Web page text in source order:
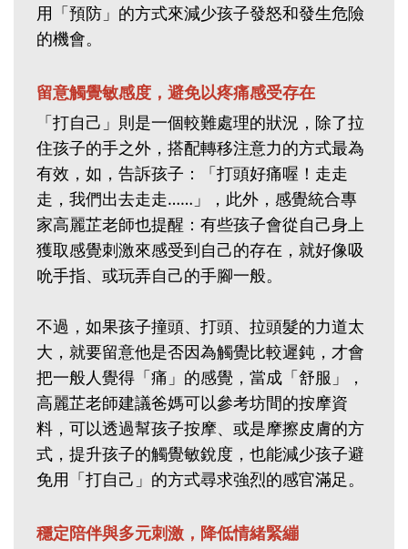
用「預防」的方式來減少孩子發怒和發生危險
的機會。
留意觸覺敏感度，避免以疼痛感受存在
「打自己」則是一個較難處理的狀況，除了拉
住孩子的手之外，搭配轉移注意力的方式最為
有效，如，告訴孩子：「打頭好痛喔！走走
走，我們出去走走……」，此外，感覺統合專
家高麗芷老師也提醒：有些孩子會從自己身上
獲取感覺刺激來感受到自己的存在，就好像吸
吮手指、或玩弄自己的手腳一般。
不過，如果孩子撞頭、打頭、拉頭髮的力道太
大，就要留意他是否因為觸覺比較遲鈍，才會
把一般人覺得「痛」的感覺，當成「舒服」，
高麗芷老師建議爸媽可以參考坊間的按摩資
料，可以透過幫孩子按摩、或是摩擦皮膚的方
式，提升孩子的觸覺敏銳度，也能減少孩子避
免用「打自己」的方式尋求強烈的感官滿足。
穩定陪伴與多元刺激，降低情緒緊繃